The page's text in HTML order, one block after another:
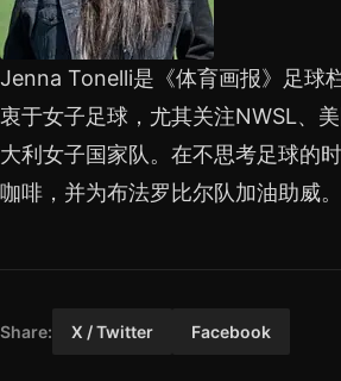
Jenna Tonelli是《体育画报》足球
衷于女子足球，尤其关注NWSL、
大利女子国家队。在不思考足球的
咖啡，并为布法罗比尔队加油助威。
Share: X / Twitter Facebook